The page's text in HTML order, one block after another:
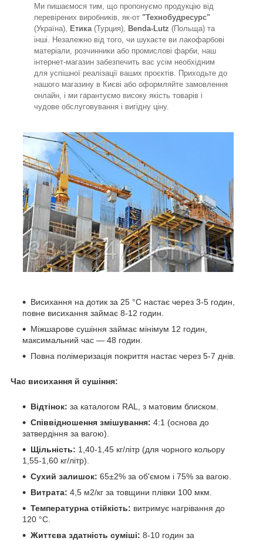
Відтінок: за каталогом RAL, з матовим блиском.
Співвідношення змішування: 4:1 (основа до
затвердіння за вагою).
Щільність: 1,40-1,45 кг/літр (для чорного кольору
1,55-1,60 кг/літр).
Сухий залишок: 65±2% за об'ємом і 75% за вагою.
Витрата: 4,5 м2/кг за товщини плівки 100 мкм.
Температурна стійкість: витримує нагрівання до
120 °C.
Життєва здатність суміші: 8-10 годин за
Час висихання й сушіння:
Висихання на дотик за 25 °C настає через 3-5 годин,
повне висихання займає 8-12 годин.
Міжшарове сушіння займає мінімум 12 годин,
максимальний час — 48 годин.
Повна полімеризація покриття настає через 5-7 днів.
Ми пишаємося тим, що пропонуємо продукцію від
перевірених виробників, як-от "Технобудресурс"
(Україна),
Етика (Турция), Benda-Lutz (Польща) та
інші. Незалежно від того, чи шукаєте ви лакофарбові
матеріали, розчинники або промислові фарби, наш
інтернет-магазин забезпечить вас усім необхідним
для успішної реалізації ваших проєктів. Приходьте до
нашого магазину в Києві або оформляйте замовлення
онлайн, і ми гарантуємо високу якість товарів і
чудове обслуговування і вигідну ціну.